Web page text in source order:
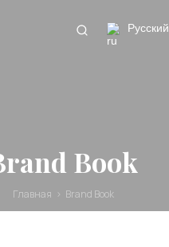
Русский
Book
Главная Brand Book